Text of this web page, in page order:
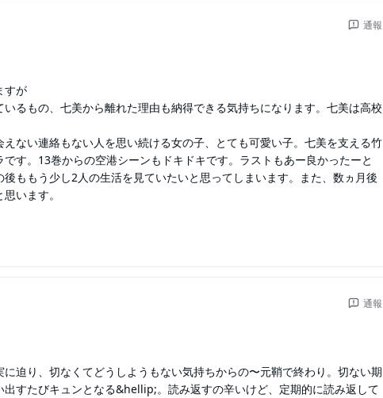
通報
すが
るもの、七美から離れた理由も納得できる気持ちになります。七美は高校
ない連絡もない人を思い続ける女の子、とても可愛い子。七美を支える竹
す。13巻からの空港シーンもドキドキです。ラストもあー良かったーと
ももう少し2人の生活を見ていたいと思ってしまいます。また、数ヵ月後
います。
通報
迫り、切なくてどうしようもない気持ちからの〜元鞘で終わり。切ない期
すたびキュンとなる&hellip;。読み返すの辛いけど、定期的に読み返して